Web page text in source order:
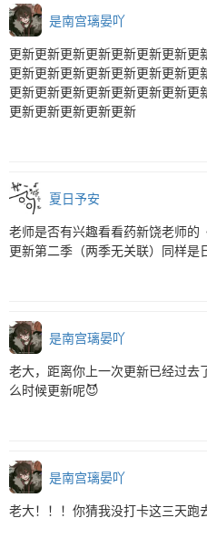
是南宫璃晏吖
更新更新更新更新更新更新更新
更新更新更新更新更新更新更新
更新更新更新更新更新更新更新
更新更新更新更新更新
夏日予安
老师是否有兴趣看看药新饶老师的
更新第二季（两季无关联）同样是
是南宫璃晏吖
老大，距离你上一次更新已经过
么时候更新呢😈
是南宫璃晏吖
老大！！！你猜我没打卡这三天跑